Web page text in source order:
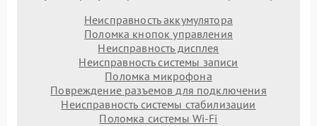
Неисправность аккумулятора
Поломка кнопок управления
Неисправность дисплея
Неисправность системы записи
Поломка микрофона
Повреждение разъемов для подключения
Неисправность системы стабилизации
Поломка системы Wi-Fi